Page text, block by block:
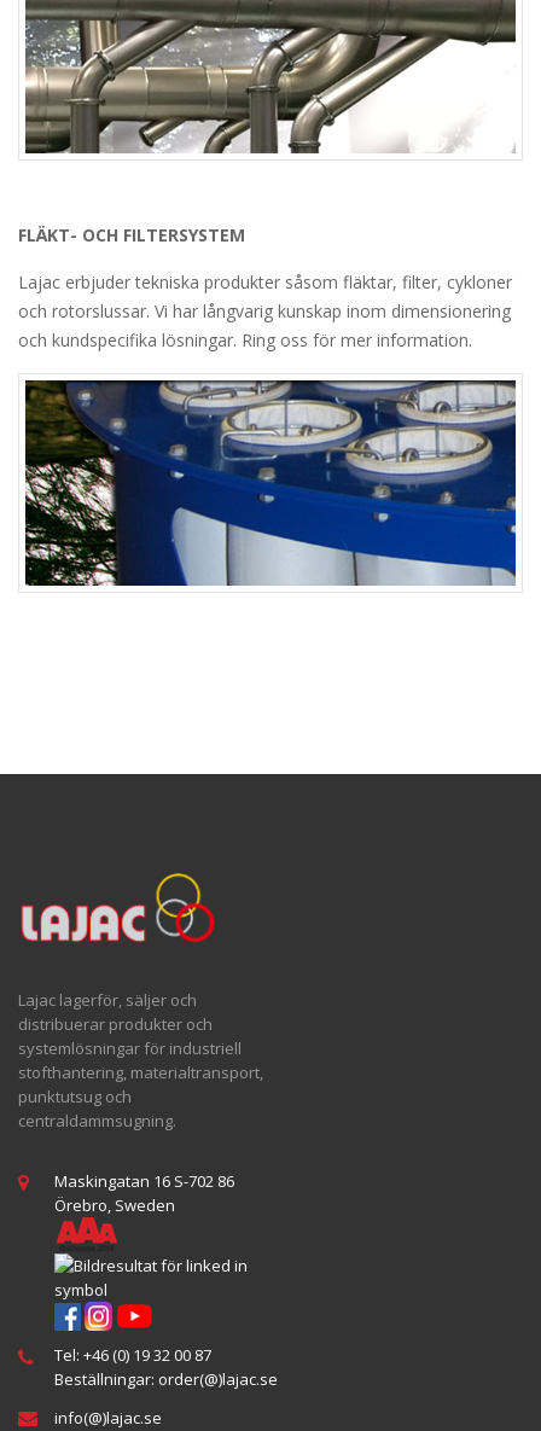
FLÄKT- OCH FILTERSYSTEM
Lajac erbjuder tekniska produkter såsom fläktar, filter, cykloner
och rotorslussar. Vi har långvarig kunskap inom dimensionering
och kundspecifika lösningar. Ring oss för mer information.
Lajac lagerför, säljer och
distribuerar produkter och
systemlösningar för industriell
stofthantering, materialtransport,
punktutsug och
centraldammsugning.
Maskingatan 16 S-702 86
Örebro, Sweden
Tel: +46 (0) 19 32 00 87
Beställningar: order(@)lajac.se
info(@)lajac.se